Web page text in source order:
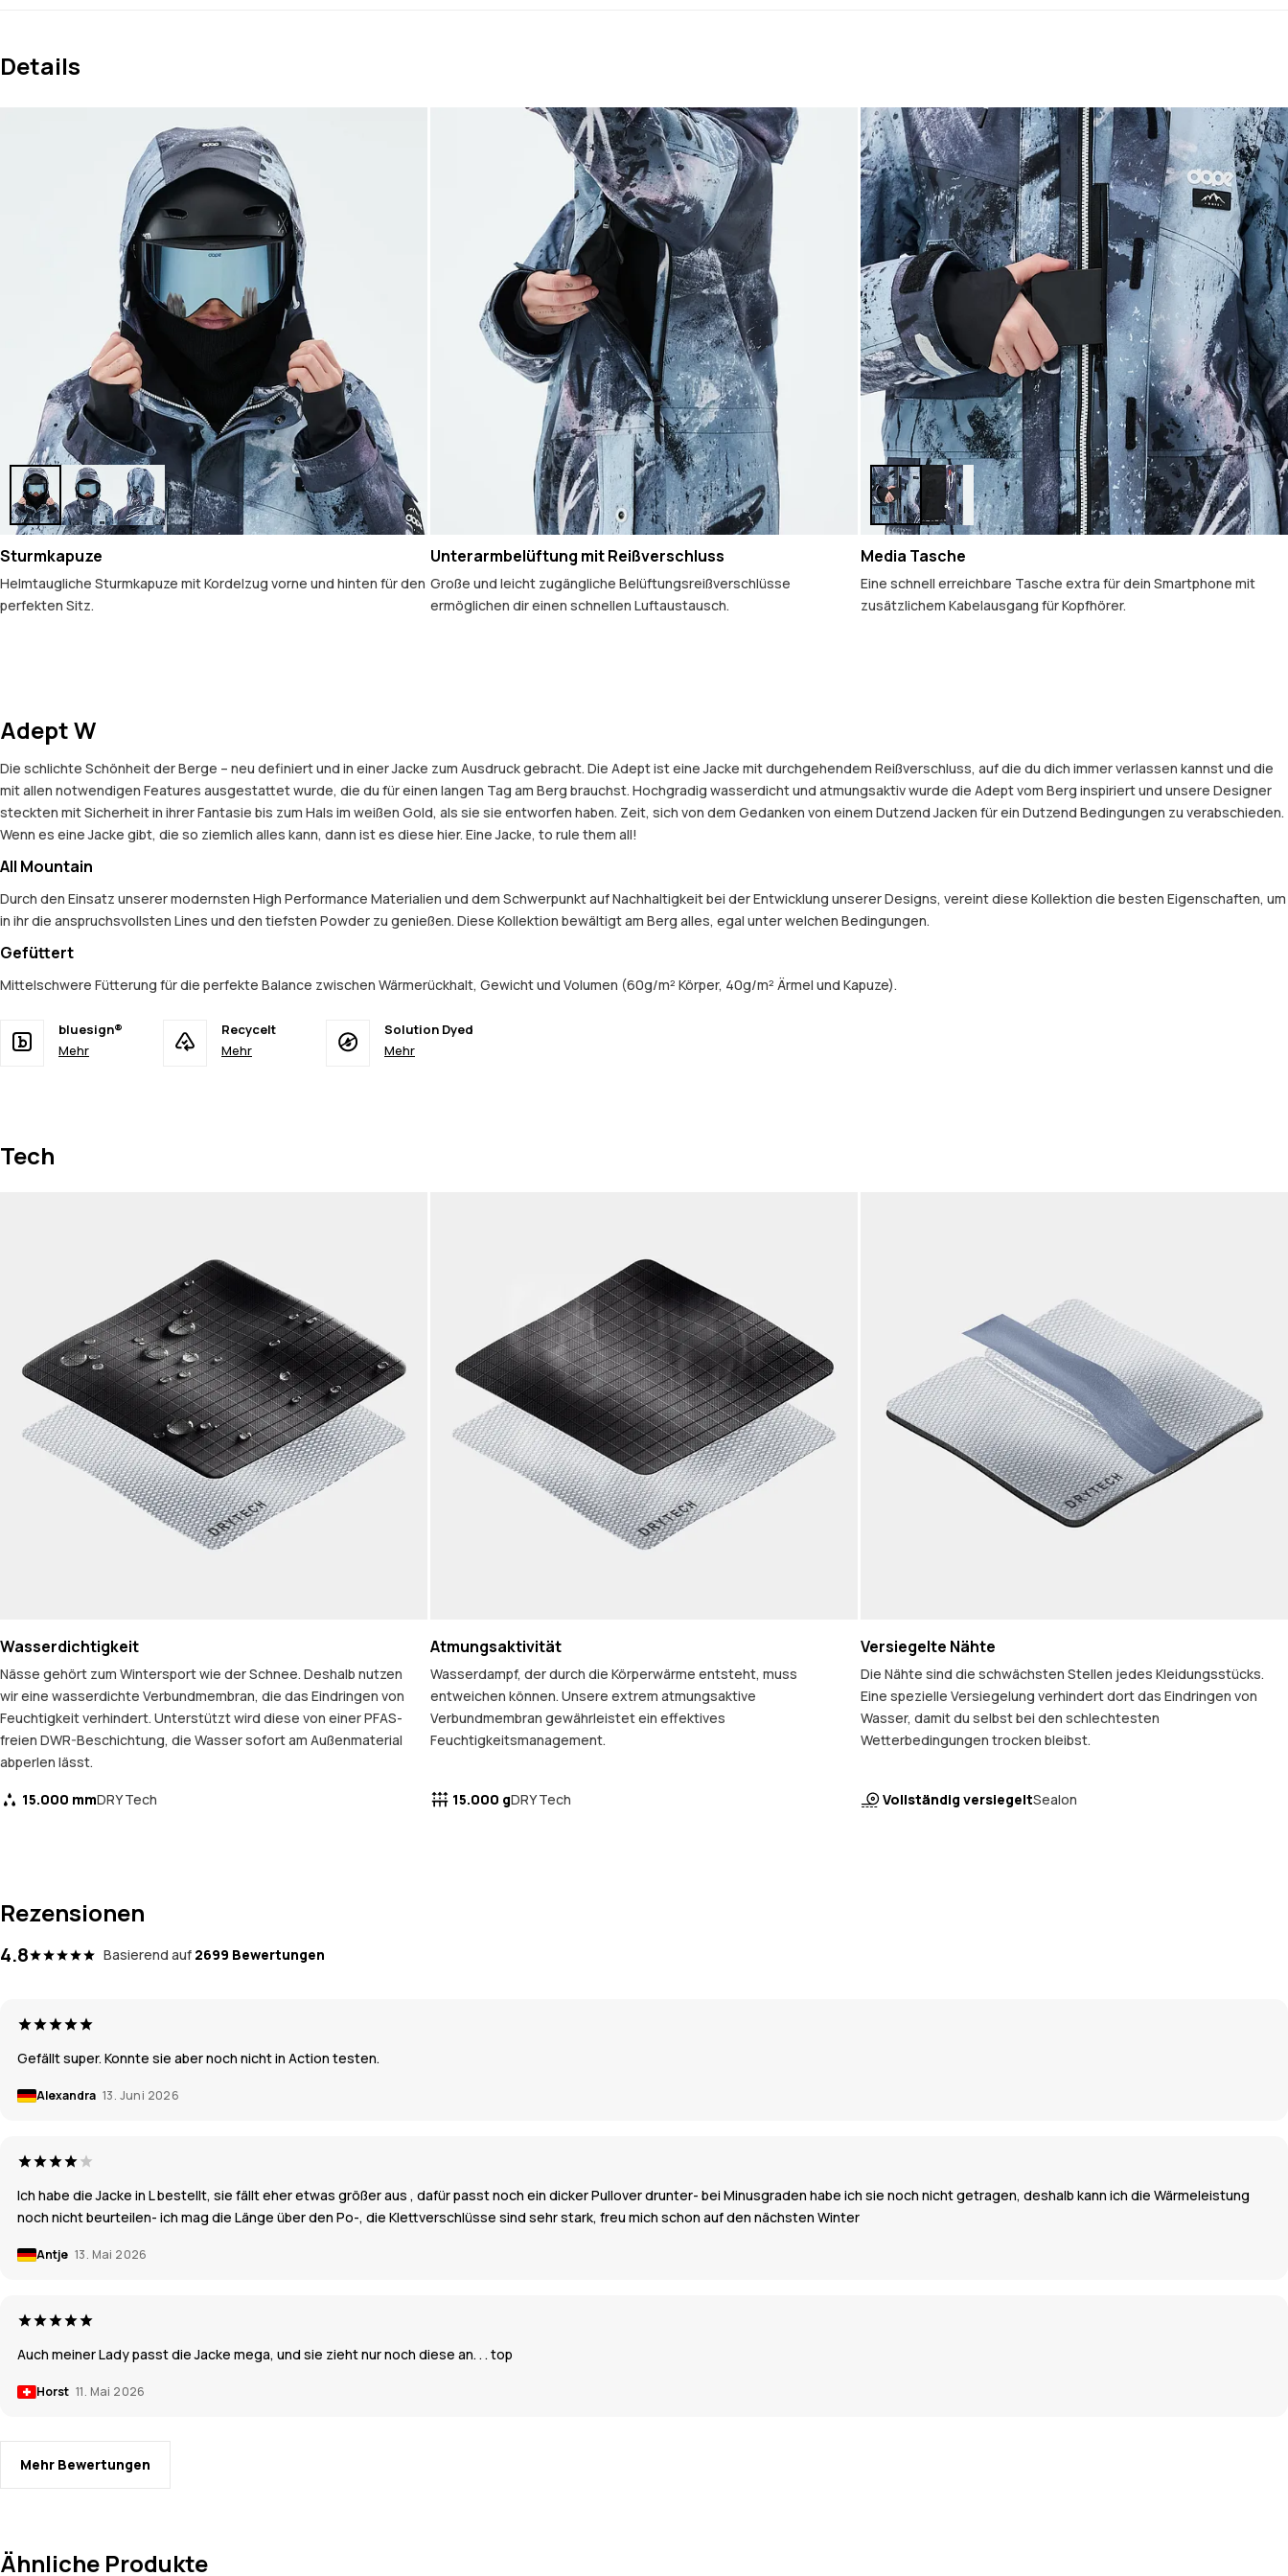
Details
Sturmkapuze
Helmtaugliche Sturmkapuze mit Kordelzug vorne und hinten für den
perfekten Sitz.
Unterarmbelüftung mit Reißverschluss
Große und leicht zugängliche Belüftungsreißverschlüsse
ermöglichen dir einen schnellen Luftaustausch.
Media Tasche
Eine schnell erreichbare Tasche extra für dein Smartphone mit
zusätzlichem Kabelausgang für Kopfhörer.
Adept W
Die schlichte Schönheit der Berge – neu definiert und in einer Jacke zum Ausdruck gebracht. Die Adept ist eine Jacke mit durchgehendem Reißverschluss, auf die du dich immer verlassen kannst und die
mit allen notwendigen Features ausgestattet wurde, die du für einen langen Tag am Berg brauchst. Hochgradig wasserdicht und atmungsaktiv wurde die Adept vom Berg inspiriert und unsere Designer
steckten mit Sicherheit in ihrer Fantasie bis zum Hals im weißen Gold, als sie sie entworfen haben. Zeit, sich von dem Gedanken von einem Dutzend Jacken für ein Dutzend Bedingungen zu verabschieden.
Wenn es eine Jacke gibt, die so ziemlich alles kann, dann ist es diese hier. Eine Jacke, to rule them all!
All Mountain
Durch den Einsatz unserer modernsten High Performance Materialien und dem Schwerpunkt auf Nachhaltigkeit bei der Entwicklung unserer Designs, vereint diese Kollektion die besten Eigenschaften, um
in ihr die anspruchsvollsten Lines und den tiefsten Powder zu genießen. Diese Kollektion bewältigt am Berg alles, egal unter welchen Bedingungen.
Gefüttert
Mittelschwere Fütterung für die perfekte Balance zwischen Wärmerückhalt, Gewicht und Volumen (60g/m² Körper, 40g/m² Ärmel und Kapuze).
bluesign®
Mehr
Recycelt
Mehr
Solution Dyed
Mehr
Tech
Wasserdichtigkeit
Nässe gehört zum Wintersport wie der Schnee. Deshalb nutzen
wir eine wasserdichte Verbundmembran, die das Eindringen von
Feuchtigkeit verhindert. Unterstützt wird diese von einer PFAS-
freien DWR-Beschichtung, die Wasser sofort am Außenmaterial
abperlen lässt.
15.000 mmDRY Tech
Atmungsaktivität
Wasserdampf, der durch die Körperwärme entsteht, muss
entweichen können. Unsere extrem atmungsaktive
Verbundmembran gewährleistet ein effektives
Feuchtigkeitsmanagement.
15.000 gDRY Tech
Versiegelte Nähte
Die Nähte sind die schwächsten Stellen jedes Kleidungsstücks.
Eine spezielle Versiegelung verhindert dort das Eindringen von
Wasser, damit du selbst bei den schlechtesten
Wetterbedingungen trocken bleibst.
Vollständig versiegeltSealon
Rezensionen
4.8 Basierend auf 2699 Bewertungen
Gefällt super. Konnte sie aber noch nicht in Action testen.
Alexandra 13. Juni 2026
Ich habe die Jacke in L bestellt, sie fällt eher etwas größer aus , dafür passt noch ein dicker Pullover drunter- bei Minusgraden habe ich sie noch nicht getragen, deshalb kann ich die Wärmeleistung
noch nicht beurteilen- ich mag die Länge über den Po-, die Klettverschlüsse sind sehr stark, freu mich schon auf den nächsten Winter
Antje 13. Mai 2026
Auch meiner Lady passt die Jacke mega, und sie zieht nur noch diese an. . . top
Horst 11. Mai 2026
Mehr Bewertungen
Ähnliche Produkte